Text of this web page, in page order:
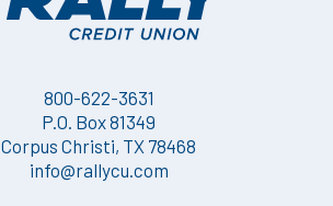
800-622-3631
P.O. Box 81349
Corpus Christi, TX 78468
info@rallycu.com